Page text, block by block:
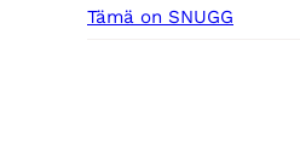
Tämä on SNUGG